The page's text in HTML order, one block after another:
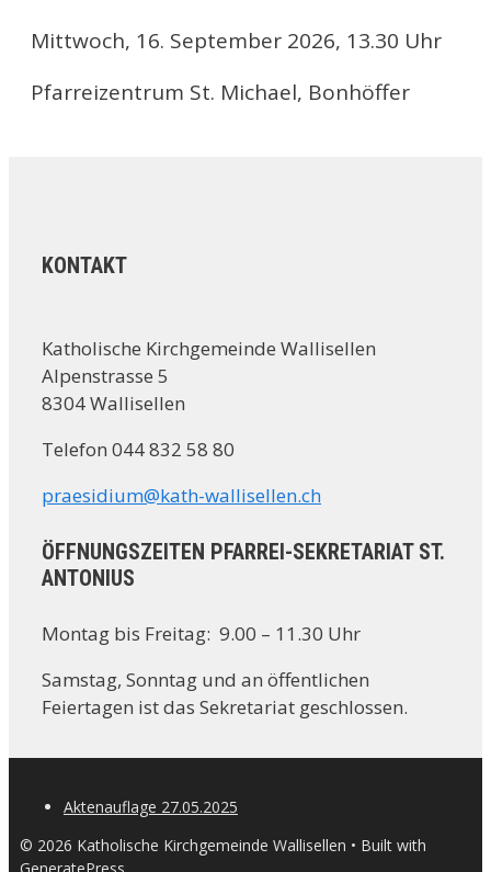
Mittwoch, 16. September 2026, 13.30 Uhr
Pfarreizentrum St. Michael, Bonhöffer
KONTAKT
Katholische Kirchgemeinde Wallisellen
Alpenstrasse 5
8304 Wallisellen
Telefon 044 832 58 80
praesidium@kath-wallisellen.ch
ÖFFNUNGSZEITEN PFARREI-SEKRETARIAT ST.
ANTONIUS
Montag bis Freitag: 9.00 – 11.30 Uhr
Samstag, Sonntag und an öffentlichen
Feiertagen ist das Sekretariat geschlossen.
Aktenauflage 27.05.2025
© 2026 Katholische Kirchgemeinde Wallisellen • Built with